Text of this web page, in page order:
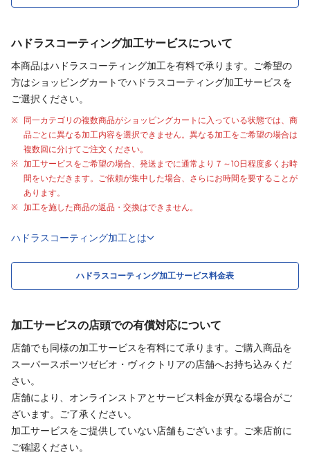
ハドラスコーティング加工サービスについて
本商品はハドラスコーティング加工を有料で承ります。ご希望の
方はショッピングカートでハドラスコーティング加工サービスを
ご選択ください。
同一カテゴリの複数商品がショッピングカートに入っている状態では、商
品ごとに異なる加工内容を選択できません。異なる加工をご希望の場合は
複数回に分けてご注文ください。
加工サービスをご希望の場合、発送までに通常より ７～10日程度多くお時
間をいただきます。ご依頼が集中した場合、さらにお時間を要することが
あります。
加工を施した商品の返品・交換はできません。
ハドラスコーティング加工とは
ハドラスコーティング加工サービス料金表
加工サービスの店頭での有償対応について
店舗でも同様の加工サービスを有料にて承ります。ご購入商品を
スーパースポーツゼビオ・ヴィクトリアの店舗へお持ち込みくだ
さい。
店舗により、オンラインストアとサービス料金が異なる場合がご
ざいます。ご了承ください。
加工サービスをご提供していない店舗もございます。ご来店前に
ご確認ください。